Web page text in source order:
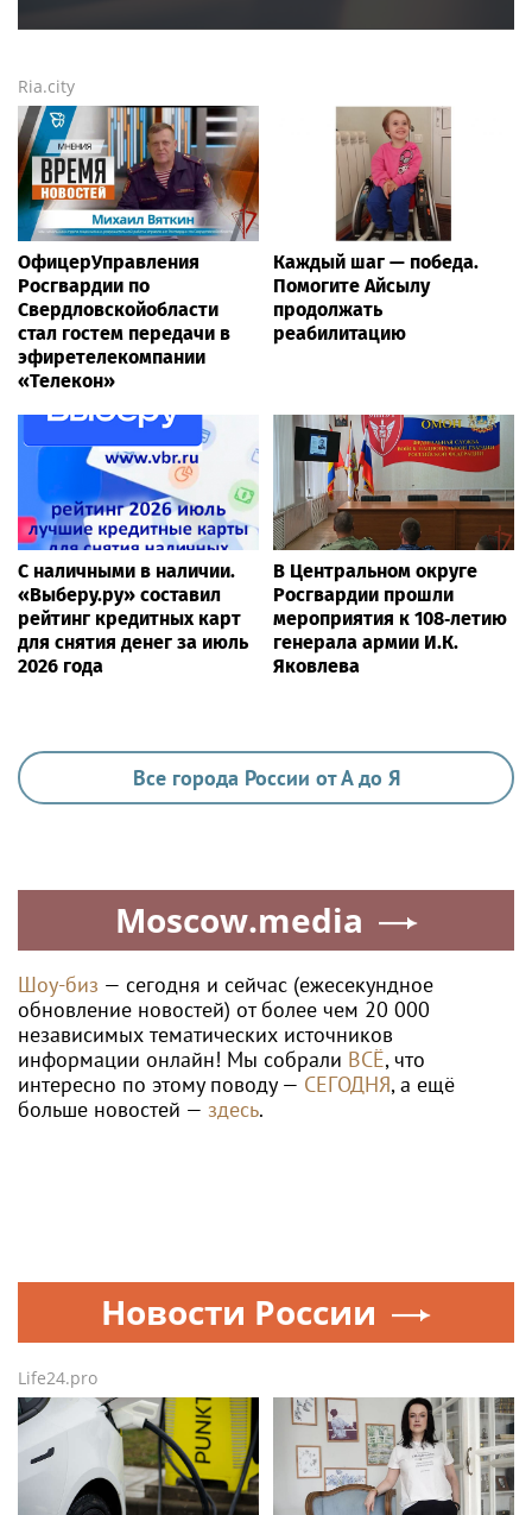
Ria.city
ОфицерУправления
Росгвардии по
Свердловскойобласти
стал гостем передачи в
эфиретелекомпании
«Телекон»
Каждый шаг — победа.
Помогите Айсылу
продолжать
реабилитацию
С наличными в наличии.
«Выберу.ру» составил
рейтинг кредитных карт
для снятия денег за июль
2026 года
В Центральном округе
Росгвардии прошли
мероприятия к 108‑летию
генерала армии И.К.
Яковлева
Все города России от А до Я
Moscow.media
Шоу-биз — сегодня и сейчас (ежесекундное
обновление новостей) от более чем 20 000
независимых тематических источников
информации онлайн! Мы собрали ВСЁ, что
интересно по этому поводу — СЕГОДНЯ, а ещё
больше новостей — здесь.
Новости России
Life24.pro